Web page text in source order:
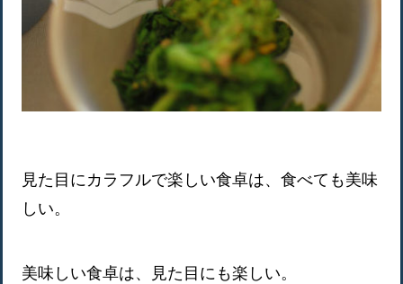
見た目にカラフルで楽しい食卓は、食べても美味
しい。
美味しい食卓は、見た目にも楽しい。